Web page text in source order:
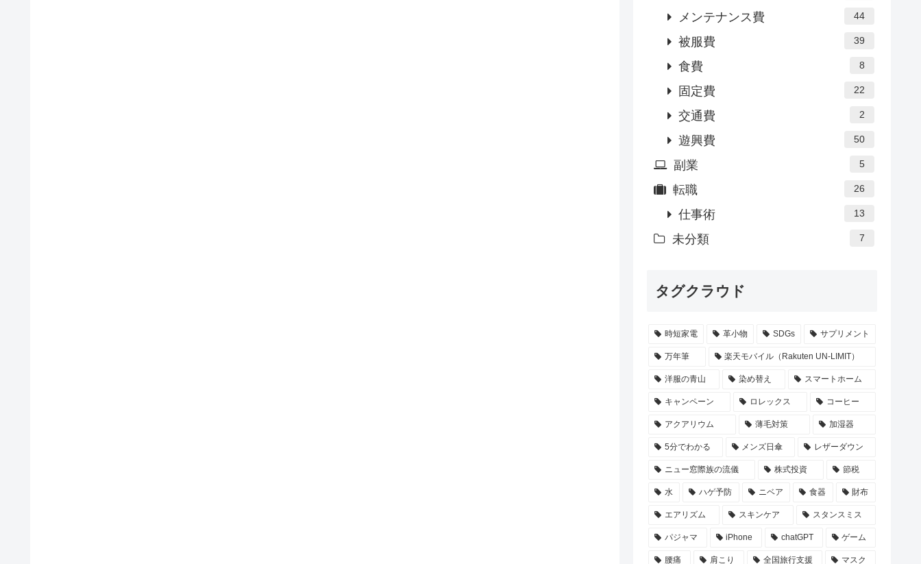
メンテナンス費 44
被服費 39
食費 8
固定費 22
交通費 2
遊興費 50
副業 5
転職 26
仕事術 13
未分類 7
タグクラウド
時短家電 革小物 SDGs サプリメント
万年筆 楽天モバイル（Rakuten UN-LIMIT）
洋服の青山 染め替え スマートホーム
キャンペーン ロレックス コーヒー
アクアリウム 薄毛対策 加湿器
5分でわかる メンズ日傘 レザーダウン
ニュー窓際族の流儀 株式投資 節税
水 ハゲ予防 ニベア 食器 財布
エアリズム スキンケア スタンスミス
パジャマ iPhone chatGPT ゲーム
腰痛 肩こり 全国旅行支援 マスク